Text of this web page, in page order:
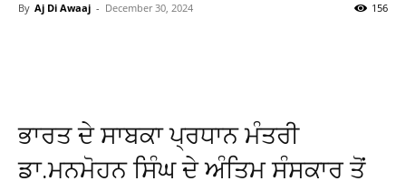
By Aj Di Awaaj - December 30, 2024 156
ਭਾਰਤ ਦੇ ਸਾਬਕਾ ਪ੍ਰਧਾਨ ਮੰਤਰੀ
ਡਾ.ਮਨਮੋਹਨ ਸਿੰਘ ਦੇ ਅੰਤਿਮ ਸੰਸਕਾਰ ਤੋਂ